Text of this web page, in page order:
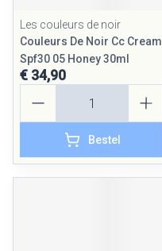
Les couleurs de noir
Couleurs De Noir Cc Cream
Spf30 05 Honey 30ml
€ 34,90
Bestel